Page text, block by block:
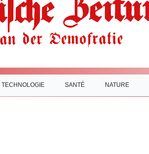
TECHNOLOGIE SANTÉ NATURE